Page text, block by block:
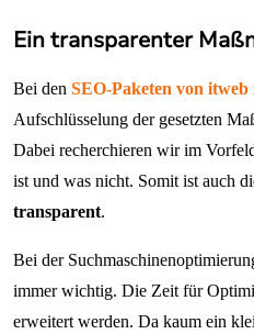
Ein transparenter
Bei den SEO-Paketen von itweb
Aufschlüsselung der gesetzten
Dabei recherchieren wir im
ist und was nicht. Somit ist auch
transparent.
Bei der
immer wichtig. Die Zeit für
erweitert werden. Da kaum ein